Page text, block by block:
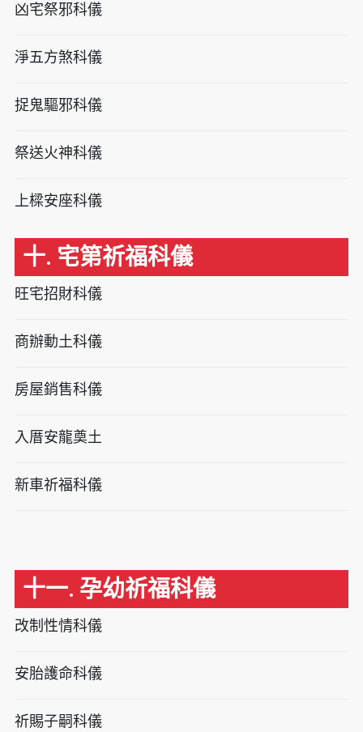
凶宅祭邪科儀
淨五方煞科儀
捉鬼驅邪科儀
祭送火神科儀
上樑安座科儀
十. 宅第祈福科儀
旺宅招財科儀
商辦動土科儀
房屋銷售科儀
入厝安龍奠土
新車祈福科儀
十一. 孕幼祈福科儀
改制性情科儀
安胎護命科儀
祈賜子嗣科儀